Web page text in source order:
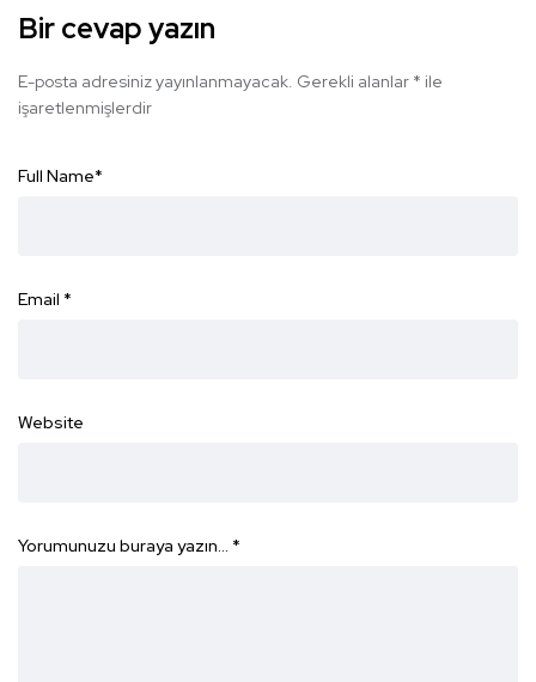
Bir cevap yazın
E-posta adresiniz yayınlanmayacak. Gerekli alanlar * ile
işaretlenmişlerdir
Full Name*
Email *
Website
Yorumunuzu buraya yazın… *